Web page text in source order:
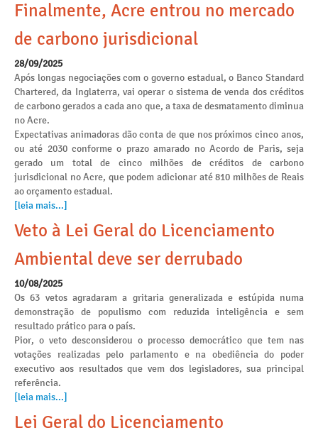
Finalmente, Acre entrou no mercado
de carbono jurisdicional
28/09/2025
Após longas negociações com o governo estadual, o Banco Standard
Chartered, da Inglaterra, vai operar o sistema de venda dos créditos
de carbono gerados a cada ano que, a taxa de desmatamento diminua
no Acre.
Expectativas animadoras dão conta de que nos próximos cinco anos,
ou até 2030 conforme o prazo amarado no Acordo de Paris, seja
gerado um total de cinco milhões de créditos de carbono
jurisdicional no Acre, que podem adicionar até 810 milhões de Reais
ao orçamento estadual.
[leia mais...]
Veto à Lei Geral do Licenciamento
Ambiental deve ser derrubado
10/08/2025
Os 63 vetos agradaram a gritaria generalizada e estúpida numa
demonstração de populismo com reduzida inteligência e sem
resultado prático para o país.
Pior, o veto desconsiderou o processo democrático que tem nas
votações realizadas pelo parlamento e na obediência do poder
executivo aos resultados que vem dos legisladores, sua principal
referência.
[leia mais...]
Lei Geral do Licenciamento